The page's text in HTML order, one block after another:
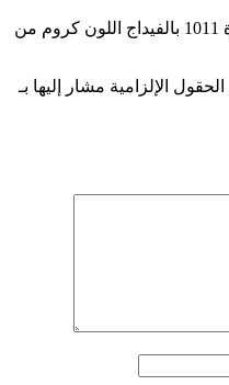
كن أول من يقيم “خلاط حوض شجرة 1011 بالفيداج اللون كروم من
الحقول الإلزامية مشار إليها بـ